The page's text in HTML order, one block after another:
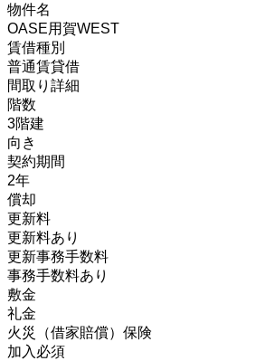
物件名
OASE用賀WEST
賃借種別
普通賃貸借
間取り詳細
階数
3階建
向き
契約期間
2年
償却
更新料
更新料あり
更新事務手数料
事務手数料あり
敷金
礼金
火災（借家賠償）保険
加入必須